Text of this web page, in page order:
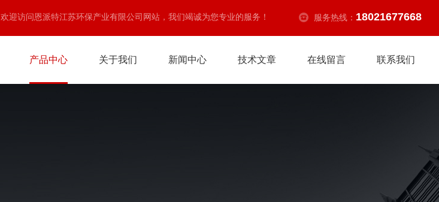
欢迎访问恩派特江苏环保产业有限公司网站，我们竭诚为您专业的服务！ 服务热线： 18021677668
产品中心 关于我们 新闻中心 技术文章 在线留言 联系我们